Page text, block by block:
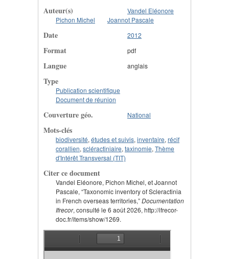
Auteur(s)
Vandel Eléonore
Pichon Michel
Joannot Pascale
Date 2012
Format pdf
Langue anglais
Type
Publication scientifique
Document de réunion
Couverture géo. National
Mots-clés
biodiversité, études et suivis, inventaire, récif
corallien, scléractiniaire, taxinomie, Thème
d'Intérêt Transversal (TIT)
Citer ce document
Vandel Eléonore, Pichon Michel, et Joannot
Pascale, “Taxonomic inventory of Scleractinia
in French overseas territories,”Documentation
Ifrecor, consulté le 6 août 2026, http://ifrecor-
doc.fr/items/show/1269.